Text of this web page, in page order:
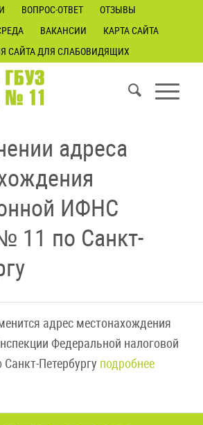
ВОПРОС-ОТВЕТ
ОТЗЫВЫ
ВАКАНСИИ
КАРТА САЙТА
САЙТА ДЛЯ СЛАБОВИДЯЩИХ
адреса
ИФНС
11 по Санкт-
адрес местонахождения
Федеральной налоговой
Петербургу подробнее